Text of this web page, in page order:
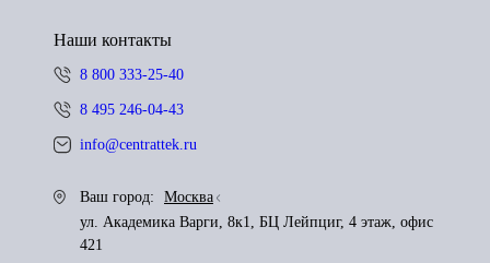
Наши контакты
8 800 333-25-40
8 495 246-04-43
info@centrattek.ru
Ваш город:
Москва
ул. Академика Варги, 8к1, БЦ Лейпциг, 4 этаж, офис
421